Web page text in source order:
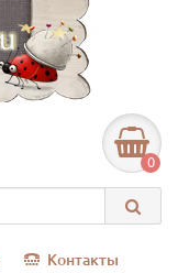
0
Контакты